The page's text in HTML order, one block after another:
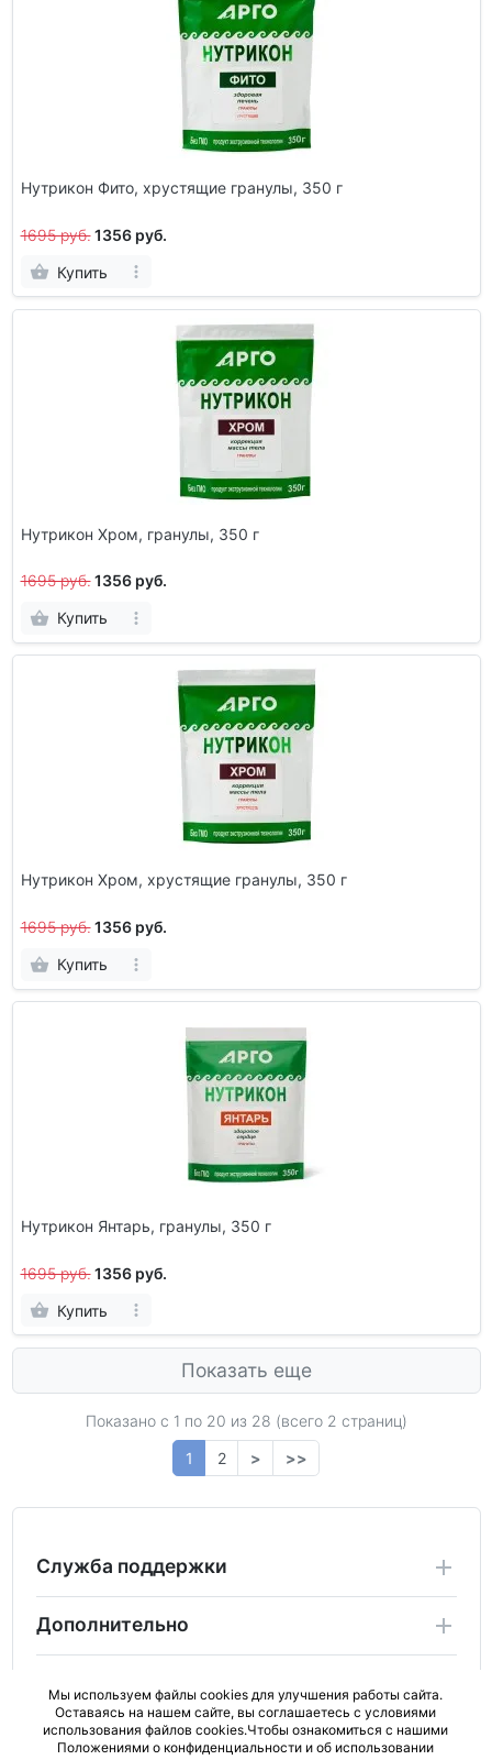
Нутрикон Фито, хрустящие гранулы, 350 г
1695 руб. 1356 руб.
Купить
Нутрикон Хром, гранулы, 350 г
1695 руб. 1356 руб.
Купить
Нутрикон Хром, хрустящие гранулы, 350 г
1695 руб. 1356 руб.
Купить
Нутрикон Янтарь, гранулы, 350 г
1695 руб. 1356 руб.
Купить
Показать еще
Показано с 1 по 20 из 28 (всего 2 страниц)
1
2 > >>
Служба поддержки
Дополнительно
2024 Copyright ActiveBad.ru. Не является публичной
Мы используем файлы cookies для улучшения работы сайта.
Оставаясь на нашем сайте, вы соглашаетесь с условиями
использования файлов cookies.Чтобы ознакомиться с нашими
Положениями о конфиденциальности и об использовании